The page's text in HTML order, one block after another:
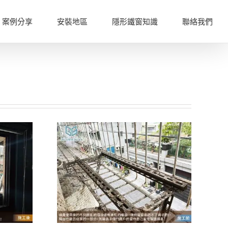
案例分享 安裝地區 隱形鐵窗知識 聯絡我們